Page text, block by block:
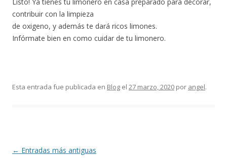
contribuir con la limpieza
de oxigeno, y además te dará ricos limones.
Infórmate bien en como cuidar de tu limonero.
Esta entrada fue publicada en Blog el 27 marzo, 2020 por angel.
Navegación
← Entradas más antiguas